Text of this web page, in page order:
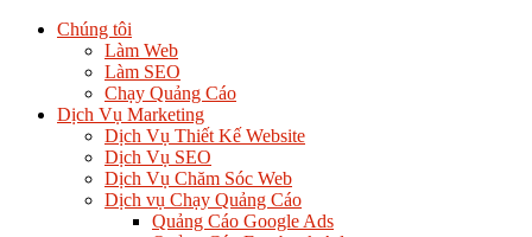
Chúng tôi
Làm Web
Làm SEO
Chạy Quảng Cáo
Dịch Vụ Marketing
Dịch Vụ Thiết Kế Website
Dịch Vụ SEO
Dịch Vụ Chăm Sóc Web
Dịch vụ Chạy Quảng Cáo
Quảng Cáo Google Ads